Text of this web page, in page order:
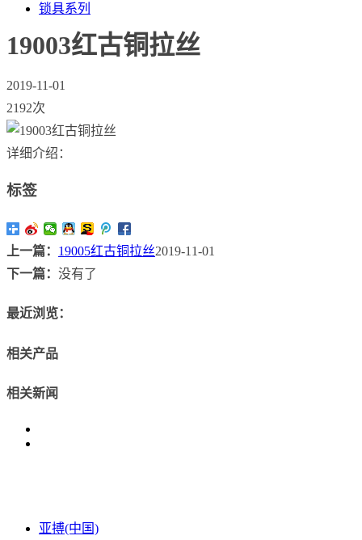
锁具系列
19003红古铜拉丝
2019-11-01
2192次
详细介绍：
标签
上一篇： 19005红古铜拉丝2019-11-01
下一篇： 没有了
最近浏览：
相关产品
相关新闻
亚搏(中国)